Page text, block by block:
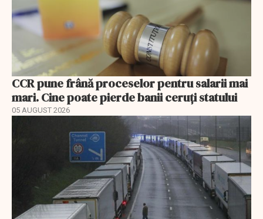
CCR pune frână proceselor pentru salarii mai
mari. Cine poate pierde banii ceruți statului
05 AUGUST 2026